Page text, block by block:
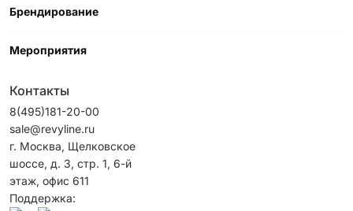
Брендирование
Мероприятия
Контакты
8(495)181-20-00
sale@revyline.ru
г. Москва, Щелковское
шоссе, д. 3, стр. 1, 6-й
этаж, офис 611
Поддержка: